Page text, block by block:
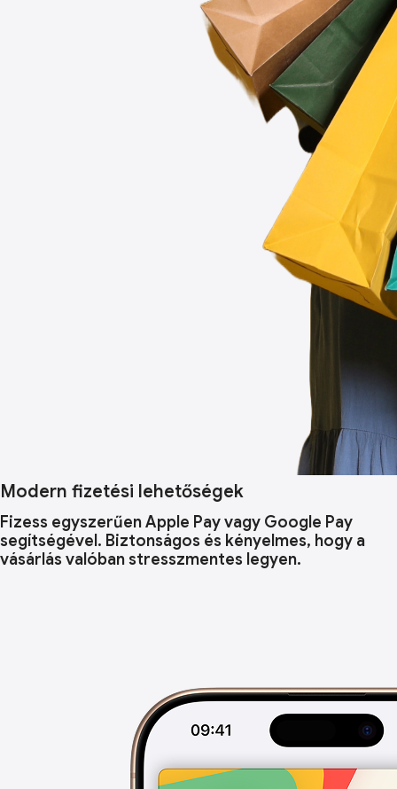
Modern fizetési lehetőségek
Fizess egyszerűen Apple Pay vagy Google Pay
segítségével. Biztonságos és kényelmes, hogy a
vásárlás valóban stresszmentes legyen.